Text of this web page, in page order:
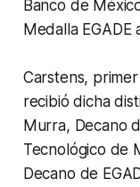
Banco de
Medalla EGADE
Carstens,
recibió dicha
Murra, Decano
Tecnológico de
Decano de